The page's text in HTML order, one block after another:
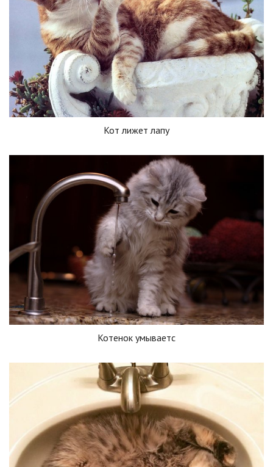
Кот лижет лапу
Котенок умываетс